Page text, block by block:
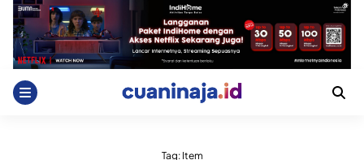
Skip
content
Tag: Item